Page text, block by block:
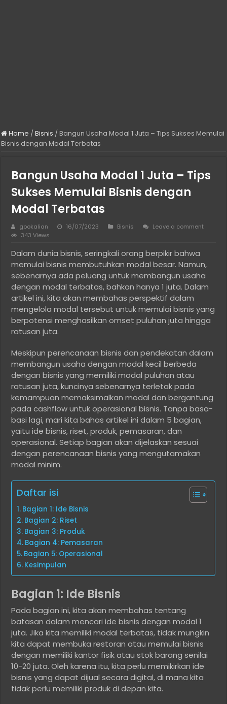
Home / Bisnis / Bangun Usaha Modal 1 Juta – Tips Sukses Memulai
Bisnis dengan Modal Terbatas
Bangun Usaha Modal 1 Juta – Tips
Sukses Memulai Bisnis dengan
Modal Terbatas
gookalian 16/07/2023 Bisnis
Leave a comment
343 Views
Dalam dunia bisnis, seringkali orang berpikir bahwa
memulai bisnis membutuhkan modal besar. Namun,
sebenarnya ada peluang untuk membangun usaha
dengan modal terbatas, bahkan hanya 1 juta. Dalam
artikel ini, kita akan membahas perspektif dalam
mengelola modal tersebut untuk memulai bisnis yang
berpotensi menghasilkan omset puluhan juta hingga
ratusan juta.
Meskipun perencanaan bisnis dan pendekatan dalam
membangun usaha dengan modal kecil berbeda
dengan bisnis yang memiliki modal puluhan atau
ratusan juta, kuncinya sebenarnya terletak pada
kemampuan memaksimalkan modal dan bergantung
pada cashflow untuk operasional bisnis. Tanpa basa-
basi lagi, mari kita bahas artikel ini dalam 5 bagian,
yaitu ide bisnis, riset, produk, pemasaran, dan
operasional. Setiap bagian akan dijelaskan sesuai
dengan perencanaan bisnis yang mengutamakan
modal minim.
Daftar isi
Bagian 1: Ide Bisnis
Bagian 2: Riset
Bagian 3: Produk
Bagian 4: Pemasaran
Bagian 5: Operasional
Kesimpulan
Bagian 1: Ide Bisnis
Pada bagian ini, kita akan membahas tentang
batasan dalam mencari ide bisnis dengan modal 1
juta. Jika kita memiliki modal terbatas, tidak mungkin
kita dapat membuka restoran atau memulai bisnis
dengan memiliki kantor fisik atau stok barang senilai
10-20 juta. Oleh karena itu, kita perlu memikirkan ide
bisnis yang dapat dijual secara digital, di mana kita
tidak perlu memiliki produk di depan kita.